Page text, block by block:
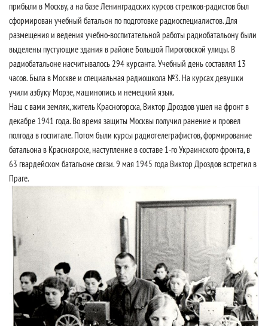
прибыли в Москву, а на базе Ленинградских курсов стрелков-радистов был
сформирован учебный батальон по подготовке радиоспециалистов. Для
размещения и ведения учебно-воспитательной работы радиобатальону были
выделены пустующие здания в районе Большой Пироговской улицы. В
радиобатальоне насчитывалось 294 курсанта. Учебный день составлял 13
часов. Была в Москве и специальная радиошкола №3. На курсах девушки
учили азбуку Морзе, машинопись и немецкий язык.
Наш с вами земляк, житель Красногорска, Виктор Дроздов ушел на фронт в
декабре 1941 года. Во время защиты Москвы получил ранение и провел
полгода в госпитале. Потом были курсы радиотелеграфистов, формирование
батальона в Красноярске, наступление в составе 1-го Украинского фронта, в
63 гвардейском батальоне связи. 9 мая 1945 года Виктор Дроздов встретил в
Праге.